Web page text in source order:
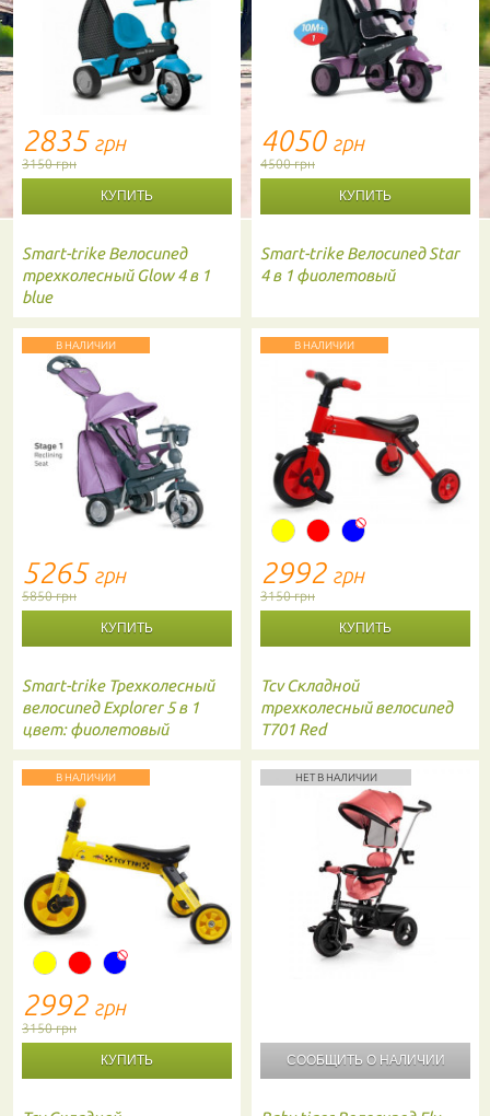
2835 грн
3150 грн
Smart-trike Велосипед
трехколесный Glow 4 в 1
blue
4050 грн
4500 грн
Smart-trike Велосипед Star
4 в 1 фиолетовый
В НАЛИЧИИ
5265 грн
5850 грн
Smart-trike Трехколесный
велосипед Explorer 5 в 1
цвет: фиолетовый
В НАЛИЧИИ
2992 грн
3150 грн
Tcv Складной
трехколесный велосипед
T701 Red
В НАЛИЧИИ
2992 грн
3150 грн
НЕТ В НАЛИЧИИ
СООБЩИТЬ О НАЛИЧИИ